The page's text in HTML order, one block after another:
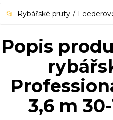
Rybářské pruty
Popis
3,6 m